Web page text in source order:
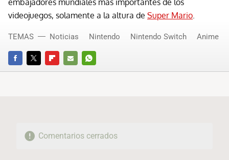
videojuegos, solamente a la altura de Super Mario
FACEBOOKTWITTERFLIPBOARD
E-
WHATSAPP
TEMAS Noticias Nintendo Nintendo Switch Anime
Comentarios cerrados